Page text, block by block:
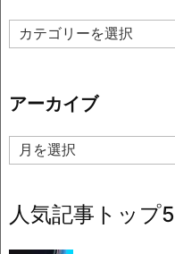
カ
テ
ー
アーカイブ
ア
ー
イ
ブ
人気記事トップ5